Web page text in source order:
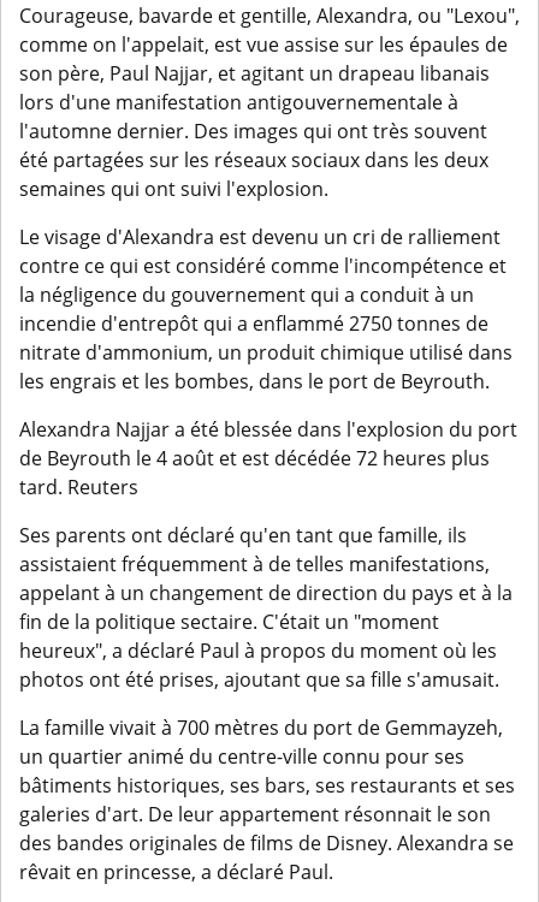
Courageuse, bavarde et gentille, Alexandra, ou "Lexou",
comme on l'appelait, est vue assise sur les épaules de
son père, Paul Najjar, et agitant un drapeau libanais
lors d'une manifestation antigouvernementale à
l'automne dernier. Des images qui ont très souvent
été partagées sur les réseaux sociaux dans les deux
semaines qui ont suivi l'explosion.
Le visage d'Alexandra est devenu un cri de ralliement
contre ce qui est considéré comme l'incompétence et
la négligence du gouvernement qui a conduit à un
incendie d'entrepôt qui a enflammé 2750 tonnes de
nitrate d'ammonium, un produit chimique utilisé dans
les engrais et les bombes, dans le port de Beyrouth.
Alexandra Najjar a été blessée dans l'explosion du port
de Beyrouth le 4 août et est décédée 72 heures plus
tard. Reuters
Ses parents ont déclaré qu'en tant que famille, ils
assistaient fréquemment à de telles manifestations,
appelant à un changement de direction du pays et à la
fin de la politique sectaire. C'était un "moment
heureux", a déclaré Paul à propos du moment où les
photos ont été prises, ajoutant que sa fille s'amusait.
La famille vivait à 700 mètres du port de Gemmayzeh,
un quartier animé du centre-ville connu pour ses
bâtiments historiques, ses bars, ses restaurants et ses
galeries d'art. De leur appartement résonnait le son
des bandes originales de films de Disney. Alexandra se
rêvait en princesse, a déclaré Paul.